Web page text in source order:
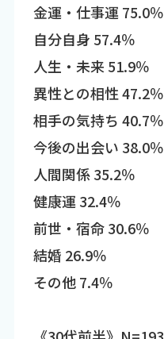
金運・仕事運 75.0％
自分自身 57.4％
人生・未来 51.9％
異性との相性 47.2％
相手の気持ち 40.7％
今後の出会い 38.0％
人間関係 35.2％
健康運 32.4％
前世・宿命 30.6％
結婚 26.9％
その他 7.4％